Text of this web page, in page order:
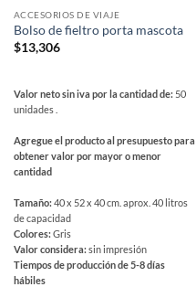
ACCESORIOS DE VIAJE
Bolso de fieltro porta mascota
$13,306
Valor neto sin iva por la cantidad de: 50
unidades .
Agregue el producto al presupuesto para
obtener valor por mayor o menor
cantidad
Tamaño:40 x 52 x 40 cm. aprox. 40 litros
de capacidad
Colores:Gris
Valor considera:sin impresión
Tiempos de producción de 5-8 días
hábiles